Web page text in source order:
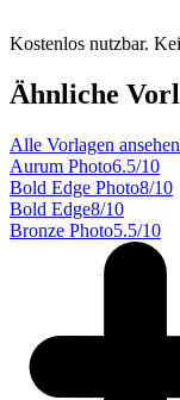
Kostenlos nutzbar.
Ähnliche
Alle Vorlagen ansehen
Aurum Photo6.5/10
Bold Edge Photo8/10
Bold Edge8/10
Bronze Photo5.5/10